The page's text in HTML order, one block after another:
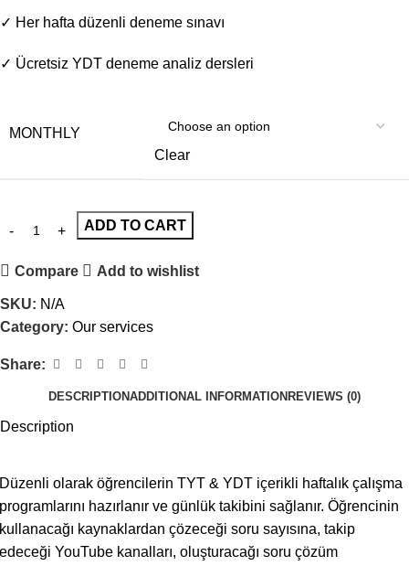
✓ Her hafta düzenli deneme sınavı
✓ Ücretsiz YDT deneme analiz dersleri
MONTHLY
Clear
ADD TO CART
Compare Add to wishlist
SKU: N/A
Category: Our services
Share:
DESCRIPTIONADDITIONAL INFORMATION REVIEWS (0)
Description
Düzenli olarak öğrencilerin TYT & YDT içerikli haftalık çalışma
programlarını hazırlanır ve günlük takibini sağlanır. Öğrencinin
kullanacağı kaynaklardan çözeceği soru sayısına, takip
edeceği YouTube kanalları, oluşturacağı soru çözüm